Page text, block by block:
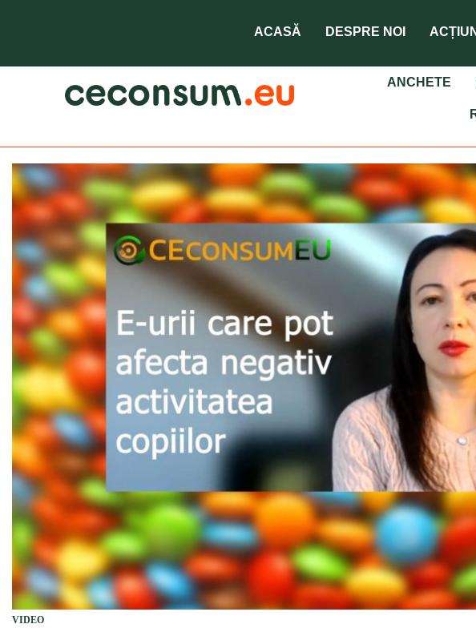
ACASĂ DESPRE NOI
ANCHETE
VIDEO